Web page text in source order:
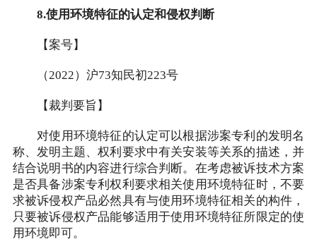
8.使用环境特征的认定和侵权判断
【案号】
（2022）沪73知民初223号
【裁判要旨】
对使用环境特征的认定可以根据涉案专利的发明名
称、发明主题、权利要求中有关安装等关系的描述，并
结合说明书的内容进行综合判断。在考虑被诉技术方案
是否具备涉案专利权利要求相关使用环境特征时，不要
求被诉侵权产品必然具有与使用环境特征相关的构件，
只要被诉侵权产品能够适用于使用环境特征所限定的使
用环境即可。